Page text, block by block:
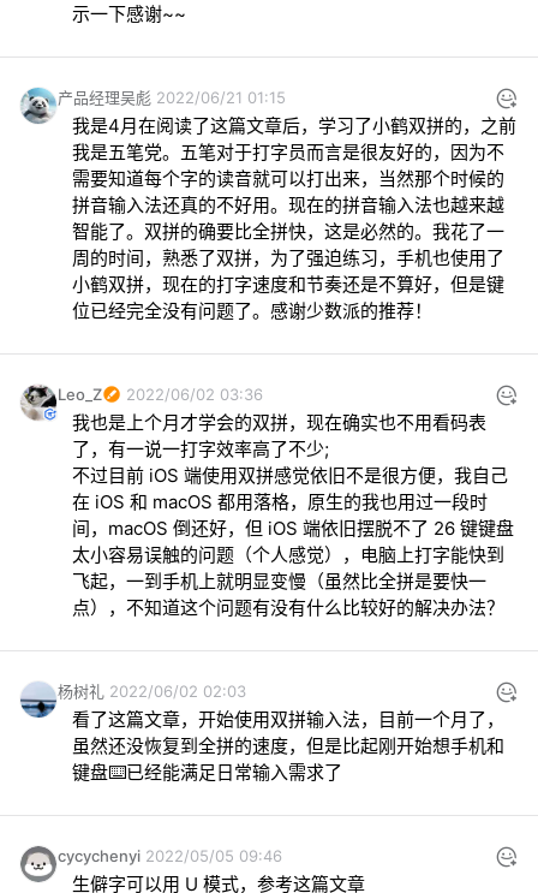
示一下感谢~~
产品经理吴彪 2022/06/21 01:15
我是4月在阅读了这篇文章后，学习了小鹤双拼的，之前
我是五笔党。五笔对于打字员而言是很友好的，因为不
需要知道每个字的读音就可以打出来，当然那个时候的
拼音输入法还真的不好用。现在的拼音输入法也越来越
智能了。双拼的确要比全拼快，这是必然的。我花了一
周的时间，熟悉了双拼，为了强迫练习，手机也使用了
小鹤双拼，现在的打字速度和节奏还是不算好，但是键
位已经完全没有问题了。感谢少数派的推荐！
Leo_Z 2022/06/02 03:36
我也是上个月才学会的双拼，现在确实也不用看码表
了，有一说一打字效率高了不少;
不过目前 iOS 端使用双拼感觉依旧不是很方便，我自己
在 iOS 和 macOS 都用落格，原生的我也用过一段时
间，macOS 倒还好，但 iOS 端依旧摆脱不了 26 键键盘
太小容易误触的问题（个人感觉），电脑上打字能快到
飞起，一到手机上就明显变慢（虽然比全拼是要快一
点），不知道这个问题有没有什么比较好的解决办法？
杨树礼 2022/06/02 02:03
看了这篇文章，开始使用双拼输入法，目前一个月了，
虽然还没恢复到全拼的速度，但是比起刚开始想手机和
键盘⌨️已经能满足日常输入需求了
cycychenyi 2022/05/05 09:46